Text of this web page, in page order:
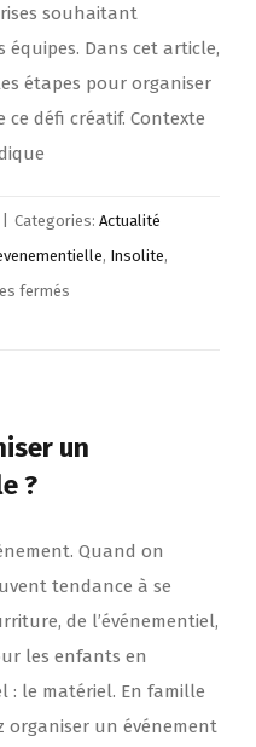
souhaitant
Dans cet article,
étapes pour organiser
défi créatif. Contexte
Categories: Actualité
, Insolite,
fermés
un
?
Quand on
tendance à se
de l’événementiel,
les enfants en
le matériel. En famille
organiser un événement